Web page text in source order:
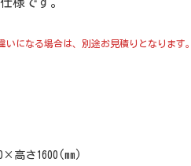
様です。
になる場合は、別途お見積りとなります。
高さ1600(mm)